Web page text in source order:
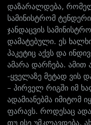
დაზარალდება,
სამინისტრომ
ჯანდაცვის
დამატებული. ეს
პაკეტიც აქვს და
ამარა დარჩება.
-ყველაზე მეტად ვის
– პირველ რიგში იმ
ადამიანებმა იმიტომ
ფარავს. როდესაც
თუ ისე უმკლავდება,